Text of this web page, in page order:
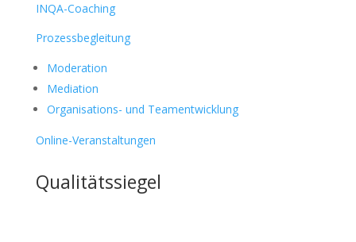
INQA-Coaching
Prozessbegleitung
Moderation
Mediation
Organisations- und Teamentwicklung
Online-Veranstaltungen
Qualitätssiegel